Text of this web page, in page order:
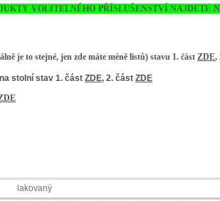
VOLITELNÉHO PŘÍSLUŠENSTVÍ NAJDETE
je to stejné, jen zde máte méně listů) stavu 1. část ZDE,
stolní stav 1. část ZDE, 2. část ZDE
lakovaný